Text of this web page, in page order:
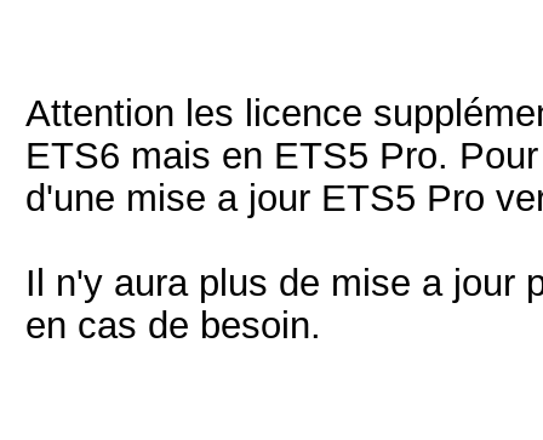
Attention les licence
ETS6 mais en ETS5 Pro.
d'une mise a jour ETS5 Pro
Il n'y aura plus de mise a jour
en cas de besoin.